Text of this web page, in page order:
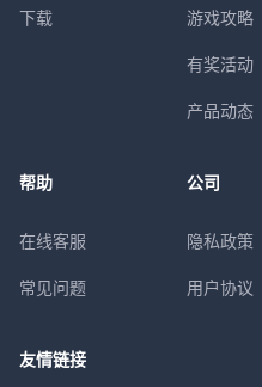
下载 游戏攻略
有奖活动
产品动态
帮助
在线客服
常见问题
公司
隐私政策
用户协议
友情链接